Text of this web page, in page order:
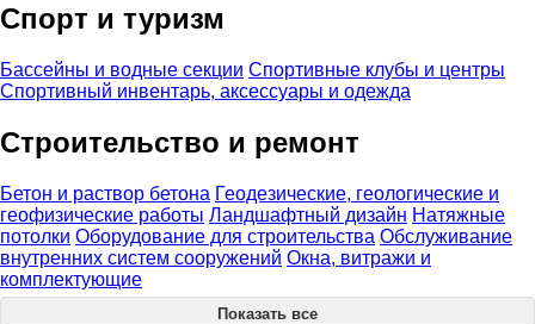
Спорт и туризм
Бассейны и водные секции Спортивные клубы и центры
Спортивный инвентарь, аксессуары и одежда
Строительство и ремонт
Бетон и раствор бетона Геодезические, геологические и
геофизические работы Ландшафтный дизайн Натяжные
потолки Оборудование для строительства Обслуживание
внутренних систем сооружений Окна, витражи и
комплектующие
Показать все